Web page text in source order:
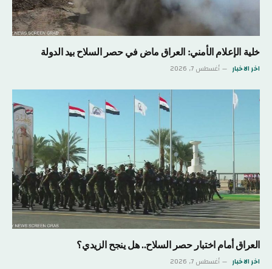
خلية الإعلام الأمني: العراق ماض في حصر السلاح بيد الدولة
اخر الاخبار أغسطس 7, 2026
العراق أمام اختبار حصر السلاح.. هل ينجح الزيدي؟
اخر الاخبار أغسطس 7, 2026